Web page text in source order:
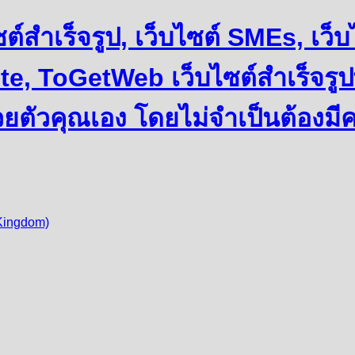
ต์สำเร็จรูป, เว็บไซต์ SMEs, เว็
ToGetWeb เว็บไซต์สำเร็จรู
ยตัวคุณเอง โดยไม่จำเป็นต้องมี